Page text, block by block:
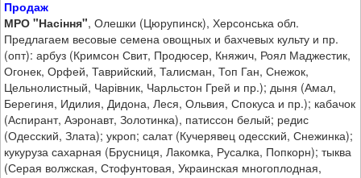
Продаж
МРО "Насіння", Олешки (Цюрупинск), Херсонська обл.
Предлагаем весовые семена овощных и бахчевых культу и пр.
(опт): арбуз (Кримсон Свит, Продюсер, Княжич, Роял Маджестик,
Огонек, Орфей, Таврийский, Талисман, Топ Ган, Снежок,
Цельнолистный, Чарівник, Чарльстон Грей и пр.); дыня (Амал,
Берегиня, Идилия, Дидона, Леся, Ольвия, Спокуса и пр.); кабачок
(Аспирант, Аэронавт, Золотинка), патиссон белый; редис
(Одесский, Злата); укроп; салат (Кучерявец одесский, Снежинка);
кукуруза сахарная (Брусниця, Лакомка, Русалка, Попкорн); тыква
(Серая волжская, Стофунтовая, Украинская многоплодная,